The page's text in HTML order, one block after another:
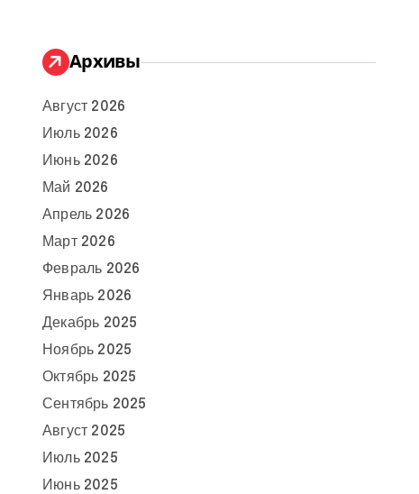
Архивы
Август 2026
Июль 2026
Июнь 2026
Май 2026
Апрель 2026
Март 2026
Февраль 2026
Январь 2026
Декабрь 2025
Ноябрь 2025
Октябрь 2025
Сентябрь 2025
Август 2025
Июль 2025
Июнь 2025